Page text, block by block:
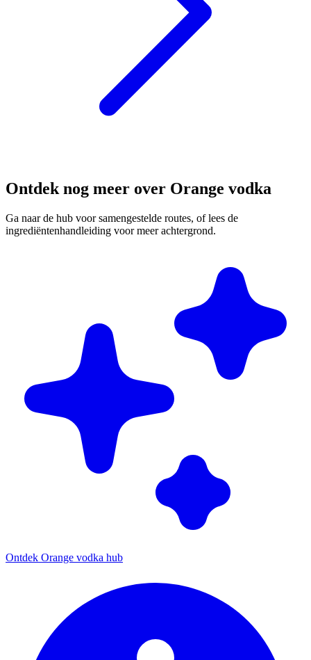
Ontdek nog meer over Orange vodka
Ga naar de hub voor samengestelde routes, of lees de
ingrediëntenhandleiding voor meer achtergrond.
Ontdek Orange vodka hub